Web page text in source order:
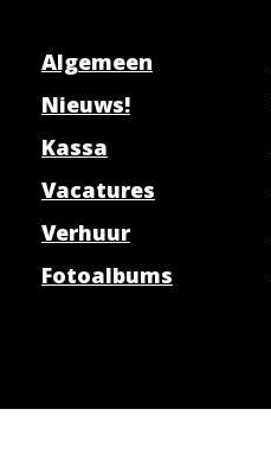
Algemeen
Nieuws!
Kassa
Vacatures
Verhuur
Fotoalbums